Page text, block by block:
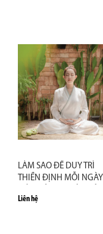
LÀM SAO ĐỂ DUY TRÌ
THIỀN ĐỊNH MỖI NGÀY
Liên hệ